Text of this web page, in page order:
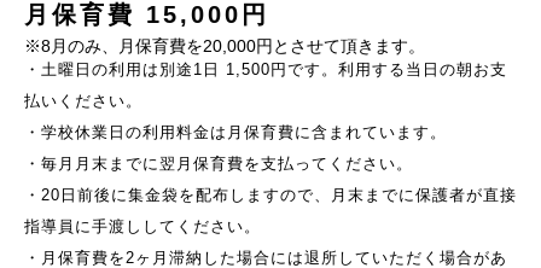
月保育費 15,000円
※8月のみ、月保育費を20,000円とさせて頂きます。
・土曜日の利用は別途1日 1,500円です。利用する当日の朝お支
払いください。
・学校休業日の利用料金は月保育費に含まれています。
・毎月月末までに翌月保育費を支払ってください。
・20日前後に集金袋を配布しますので、月末までに保護者が直接
指導員に手渡ししてください。
・月保育費を2ヶ月滞納した場合には退所していただく場合があ